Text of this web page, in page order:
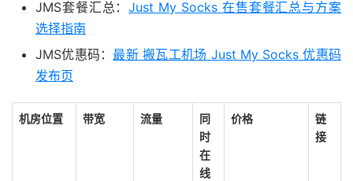
JMS套餐汇总：Just My Socks 在售套餐汇总与方案
选择指南
JMS优惠码：最新 搬瓦工机场 Just My Socks 优惠码
发布页
机房位置 带宽 流量
同
时
在
线
价格
链
接